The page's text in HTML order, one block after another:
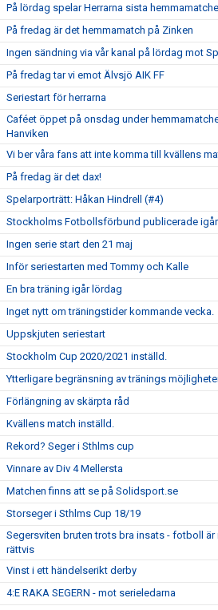
På lördag spelar Herrarna sista
På fredag är det hemmamatch på Zinken
Ingen sändning via vår kanal på lördag mot
På fredag tar vi emot Älvsjö AIK FF
Seriestart för herrarna
Caféet öppet på onsdag under
Hanviken
Vi ber våra fans att inte komma till kvällens
På fredag är det dax!
Spelarporträtt: Håkan Hindrell (#4)
Stockholms Fotbollsförbund publicerade igår
Ingen serie start den 21 maj
Inför seriestarten med Tommy och Kalle
En bra träning igår lördag
Inget nytt om träningstider kommande vecka.
Uppskjuten seriestart
Stockholm Cup 2020/2021 inställd.
Ytterligare begränsning av tränings
Förlängning av skärpta råd
Kvällens match inställd.
Rekord? Seger i Sthlms cup
Vinnare av Div 4 Mellersta
Matchen finns att se på Solidsport.se
Storseger i Sthlms Cup 18/19
Segersviten bruten trots bra insats - fotboll är
rättvis
Vinst i ett händelserikt derby
4:E RAKA SEGERN - mot serieledarna